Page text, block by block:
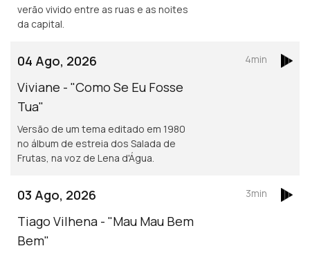
verão vivido entre as ruas e as noites
da capital.
04 Ago, 2026
Viviane - "Como Se Eu Fosse
Tua"
Versão de um tema editado em 1980
no álbum de estreia dos Salada de
Frutas, na voz de Lena d'Água.
4min
03 Ago, 2026
Tiago Vilhena - "Mau Mau Bem
Bem"
3min